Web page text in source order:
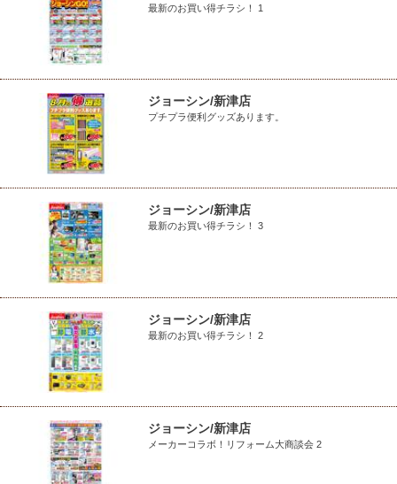
最新のお買い得チラシ！ 1
ジョーシン/新津店
プチプラ便利グッズあります。
ジョーシン/新津店
最新のお買い得チラシ！ 3
ジョーシン/新津店
最新のお買い得チラシ！ 2
ジョーシン/新津店
メーカーコラボ！リフォーム大商談会 2